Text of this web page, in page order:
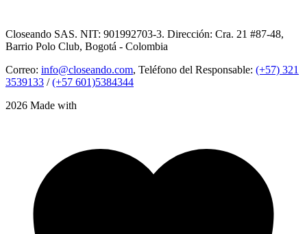
Closeando SAS. NIT: 901992703-3. Dirección: Cra. 21 #87-48,
Barrio Polo Club, Bogotá - Colombia
Correo: info@closeando.com, Teléfono del Responsable: (+57) 321
3539133 /(+57 601)5384344
2026 Made with